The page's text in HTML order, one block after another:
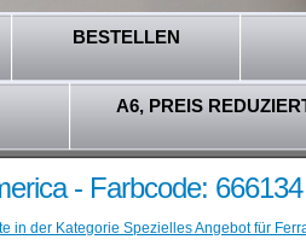
BESTELLEN
A6, PREIS
- Farbcode: 666134
in der Kategorie Spezielles Angebot für